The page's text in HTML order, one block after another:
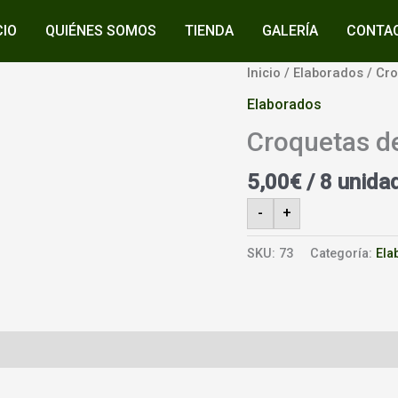
QUIÉNES SOMOS TIENDA GALERÍA
Inicio / Elaborados/
Elaborados
Croquetas
5,00€/ 8
- +
SKU: 73 Categoría: